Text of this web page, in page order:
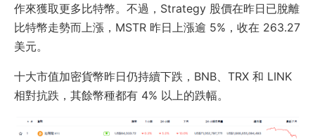
作來獲取更多比特幣。不過，Strategy 股價在昨日已脫離
比特幣走勢而上漲，MSTR 昨日上漲逾 5%，收在 263.27
美元。
十大市值加密貨幣昨日仍持續下跌，BNB、TRX 和 LINK
相對抗跌，其餘幣種都有 4% 以上的跌幅。